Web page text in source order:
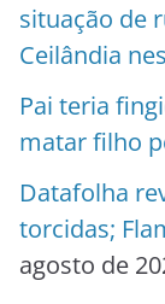
situação de
Ceilândia
Pai teria
matar filho
Datafolha
torcidas;
agosto de